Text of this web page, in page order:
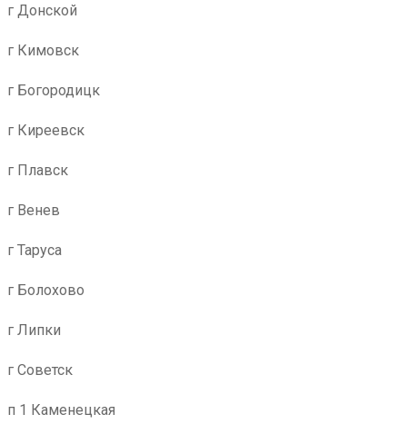
г Донской
г Кимовск
г Богородицк
г Киреевск
г Плавск
г Венев
г Таруса
г Болохово
г Липки
г Советск
п 1 Каменецкая